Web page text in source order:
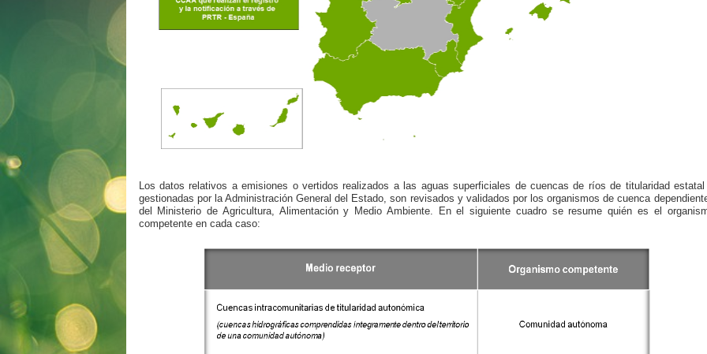
Los datos relativos a emisiones o vertidos realizados a las aguas superficiales de cuencas de ríos de titularidad
gestionadas por la Administración General del Estado, son revisados y validados por los organismos de cuenca
del Ministerio de Agricultura, Alimentación y Medio Ambiente. En el siguiente cuadro se resume quién es el
competente en cada caso: